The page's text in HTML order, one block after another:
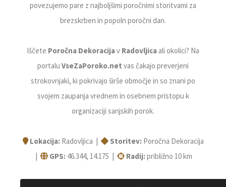
povezujemo pare z najboljšimi poročnimi storitvami za
brezskrben in popoln poročni dan.
Iščete Poročna Dekoracijav Radovljica ali okolici? Na
portalu VseZaPoroko.net vas čakajo preverjeni
strokovnjaki, ki pokrivajo širše območje in so znani po
svojem zaupanja vrednem in osebnem pristopu k
organizaciji sanjskih porok.
Lokacija:Radovljica | Storitev:Poročna Dekoracija
|
GPS: 46.344, 14.175 | Radij:približno 10 km